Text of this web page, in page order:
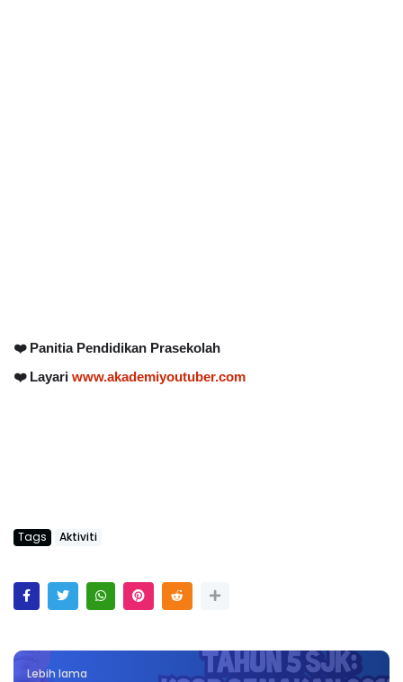
❤️ Panitia Pendidikan Prasekolah
❤️ Layari www.akademiyoutuber.com
Tags Aktiviti
Lebih lama